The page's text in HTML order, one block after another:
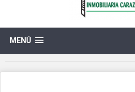
MENÚ